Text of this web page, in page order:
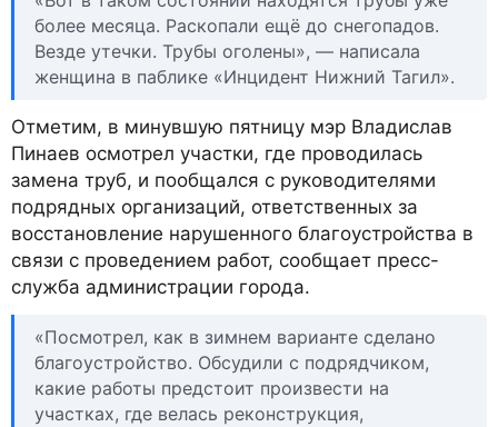
более месяца. Раскопали ещё до снегопадов.
Везде утечки. Трубы оголены», — написала
женщина в паблике «Инцидент Нижний Тагил».
Отметим, в минувшую пятницу мэр Владислав
Пинаев осмотрел участки, где проводилась
замена труб, и пообщался с руководителями
подрядных организаций, ответственных за
восстановление нарушенного благоустройства в
связи с проведением работ, сообщает пресс-
служба администрации города.
«Посмотрел, как в зимнем варианте сделано
благоустройство. Обсудили с подрядчиком,
какие работы предстоит произвести на
участках, где велась реконструкция,